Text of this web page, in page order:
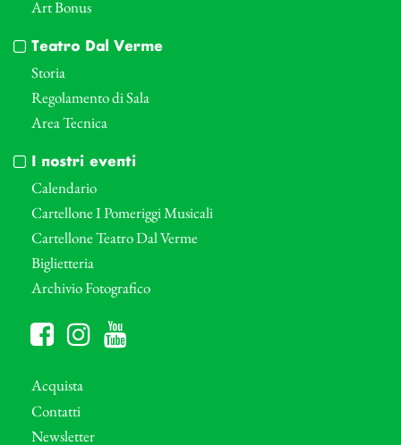
Art Bonus
Teatro Dal Verme
Storia
Regolamento di Sala
Area Tecnica
I nostri eventi
Calendario
Cartellone I Pomeriggi Musicali
Cartellone Teatro Dal Verme
Biglietteria
Archivio Fotografico
Acquista
Contatti
Newsletter